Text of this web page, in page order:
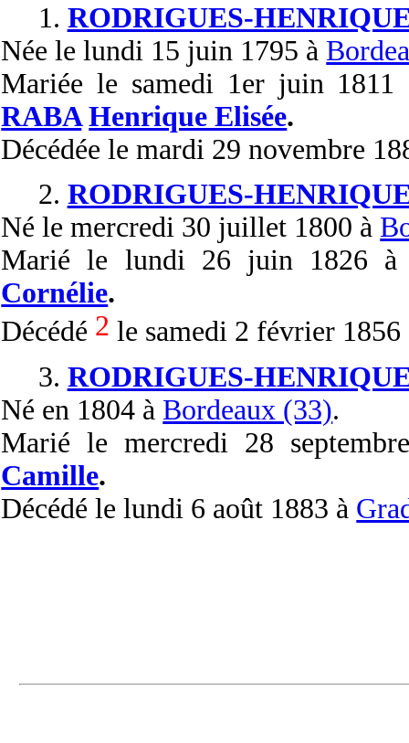
1. RODRIGUES-
Née le lundi 15 juin 1795 à
Mariée le samedi 1er juin
RABA Henrique Elisée.
Décédée le mardi 29 novembre
2. RODRIGUES-
Né le mercredi 30 juillet 1800 à
Marié le lundi 26 juin 1826
Cornélie.
Décédé 2 le samedi 2 février
3. RODRIGUES-
Né en 1804 à Bordeaux (33).
Marié le mercredi 28
Camille.
Décédé le lundi 6 août 1883 à